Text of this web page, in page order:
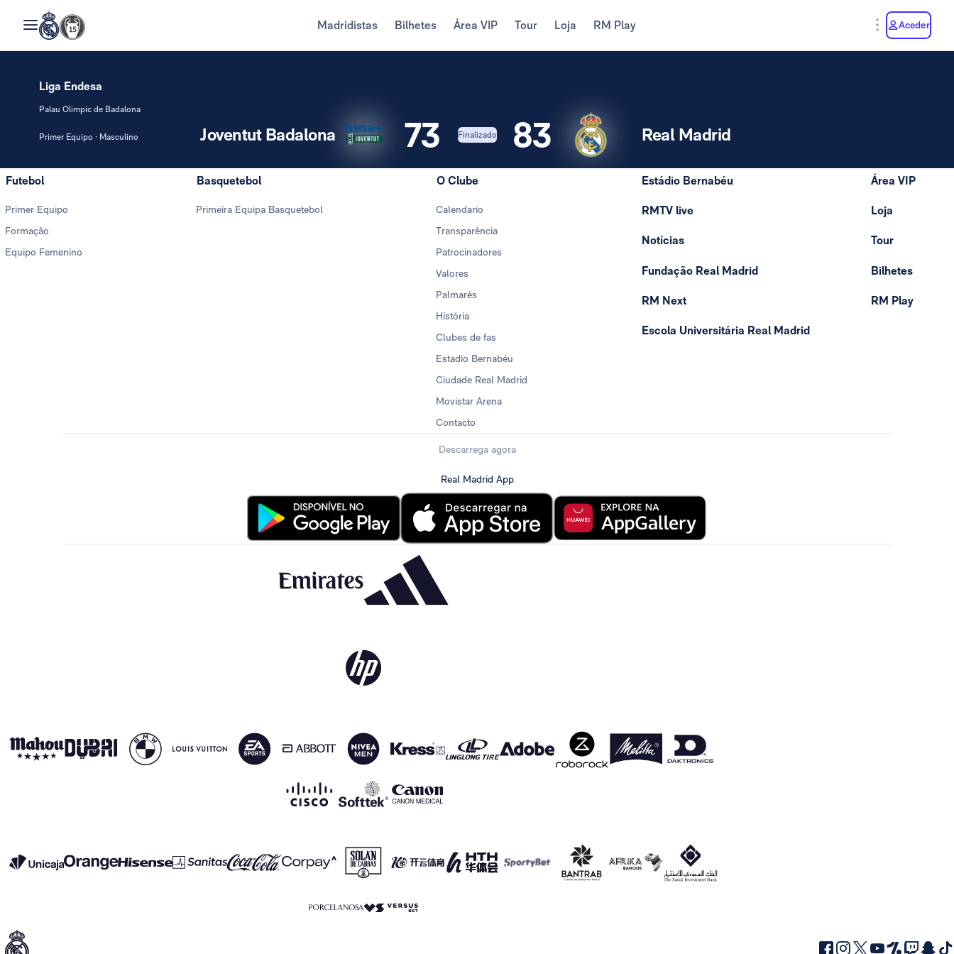
Madridistas Bilhetes Área VIP Tour Loja RM Play Aceder
Liga Endesa
Palau Olímpic de Badalona
Primer Equipo · Masculino 73 83
Joventut Badalona Finalizado Real Madrid
Futebol
Primer Equipo
Formação
Equipo Femenino
Basquetebol
Primeira Equipa Basquetebol
O Clube
Calendario
Transparência
Patrocinadores
Valores
Palmarés
História
Clubes de fas
Estadio Bernabéu
Ciudade Real Madrid
Movistar Arena
Contacto
Estádio Bernabéu
RMTV live
Notícias
Fundação Real Madrid
RM Next
Escola Universitária Real Madrid
Área VIP
Loja
Tour
Bilhetes
RM Play
Descarrega agora
Real Madrid App